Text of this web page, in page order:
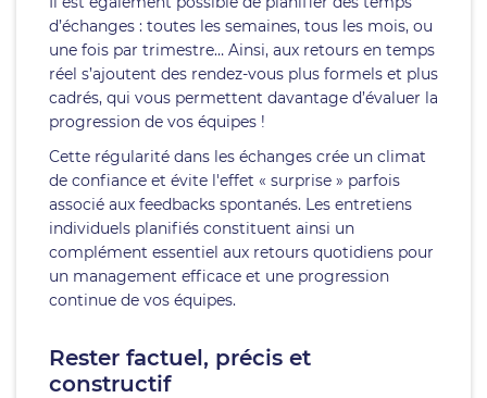
d’échanges : toutes les semaines, tous les mois, ou
une fois par trimestre… Ainsi, aux retours en temps
réel s’ajoutent des rendez-vous plus formels et plus
cadrés, qui vous permettent davantage d’évaluer la
progression de vos équipes !
Cette régularité dans les échanges crée un climat
de confiance et évite l'effet « surprise » parfois
associé aux feedbacks spontanés. Les entretiens
individuels planifiés constituent ainsi un
complément essentiel aux retours quotidiens pour
un management efficace et une progression
continue de vos équipes.
Rester factuel, précis et
constructif